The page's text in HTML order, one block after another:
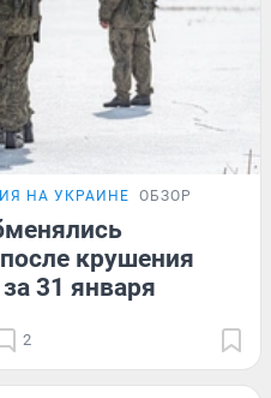
НА УКРАИНЕ ОБЗОР
крушения
31 января
2